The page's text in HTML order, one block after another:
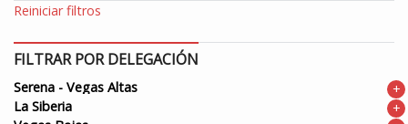
Reiniciar filtros
FILTRAR POR DELEGACIÓN